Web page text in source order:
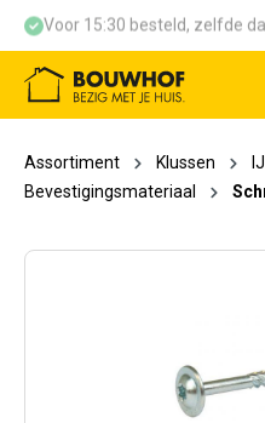
Voor 15:30 besteld, zelfde
Assortiment Klussen
Bevestigingsmateriaal